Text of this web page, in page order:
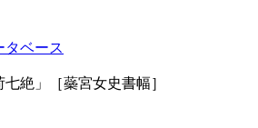
タベース
七絶」［蘂宮女史書幅］